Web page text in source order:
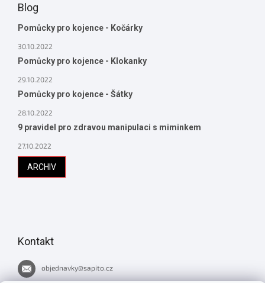
Blog
Pomůcky pro kojence - Kočárky
30.10.2022
Pomůcky pro kojence - Klokanky
29.10.2022
Pomůcky pro kojence - Šátky
28.10.2022
9 pravidel pro zdravou manipulaci s miminkem
27.10.2022
ARCHIV
Kontakt
objednavky@sapito.cz